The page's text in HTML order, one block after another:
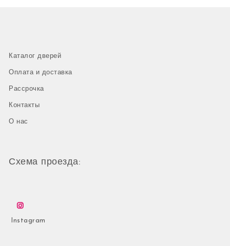
Каталог дверей
Оплата и доставка
Рассрочка
Контакты
О нас
Схема проезда:
Instagram